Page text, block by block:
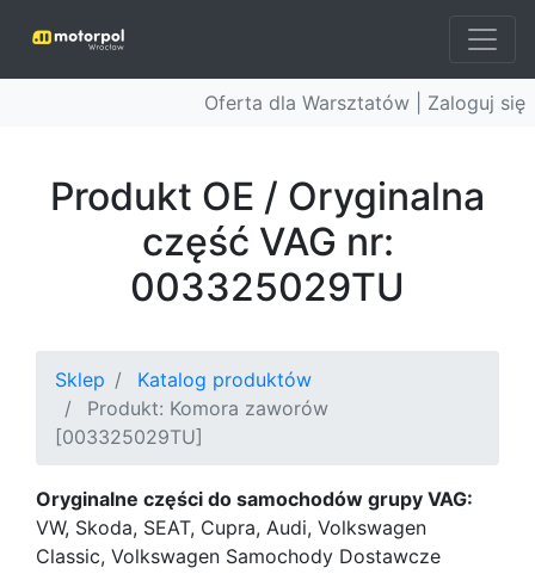
Oferta dla Warsztatów | Zaloguj się
Produkt OE / Oryginalna
część VAG nr:
003325029TU
Sklep
Katalog produktów
Produkt: Komora zaworów
[003325029TU]
Oryginalne części do samochodów grupy VAG:
VW, Skoda, SEAT, Cupra, Audi, Volkswagen
Classic, Volkswagen Samochody Dostawcze